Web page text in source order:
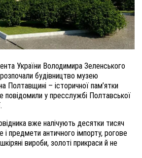
України Володимира Зеленського
и будівництво музею
Полтавщині – історичної пам’ятки
повідомили у пресслужбі Полтавської
вже налічують десятки тисяч
і предмети античного імпорту, рогове
вироби, золоті прикраси й не